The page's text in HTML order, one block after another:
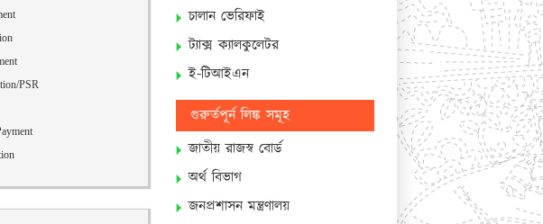
PSR
চালান ভেরিফাই
ট্যাক্স ক্যালকুলেটর
ই-টিআইএন
গুরুর্তপূর্ন লিঙ্ক সমূহ
জাতীয় রাজস্ব বোর্ড
অর্থ বিভাগ
জনপ্রশাসন মন্ত্রণালয়